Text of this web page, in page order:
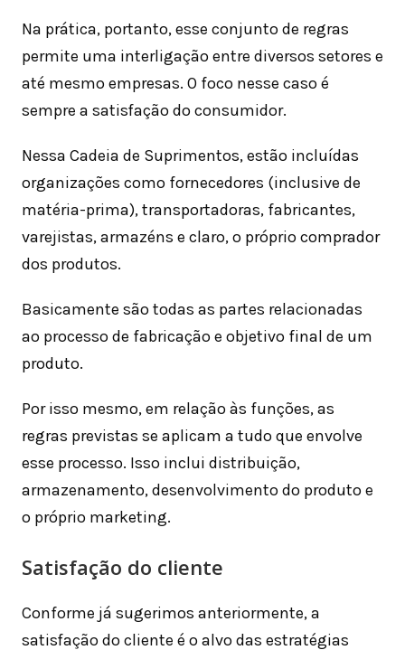
Na prática, portanto, esse conjunto de regras
permite uma interligação entre diversos setores e
até mesmo empresas. O foco nesse caso é
sempre a satisfação do consumidor.
Nessa Cadeia de Suprimentos, estão incluídas
organizações como fornecedores (inclusive de
matéria-prima), transportadoras, fabricantes,
varejistas, armazéns e claro, o próprio comprador
dos produtos.
Basicamente são todas as partes relacionadas
ao processo de fabricação e objetivo final de um
produto.
Por isso mesmo, em relação às funções, as
regras previstas se aplicam a tudo que envolve
esse processo. Isso inclui distribuição,
armazenamento, desenvolvimento do produto e
o próprio marketing.
Satisfação do cliente
Conforme já sugerimos anteriormente, a
satisfação do cliente é o alvo das estratégias